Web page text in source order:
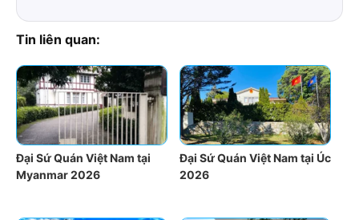
Tin liên quan:
Đại Sứ Quán Việt Nam tại
Myanmar 2026
Đại Sứ Quán Việt Nam tại Úc
2026